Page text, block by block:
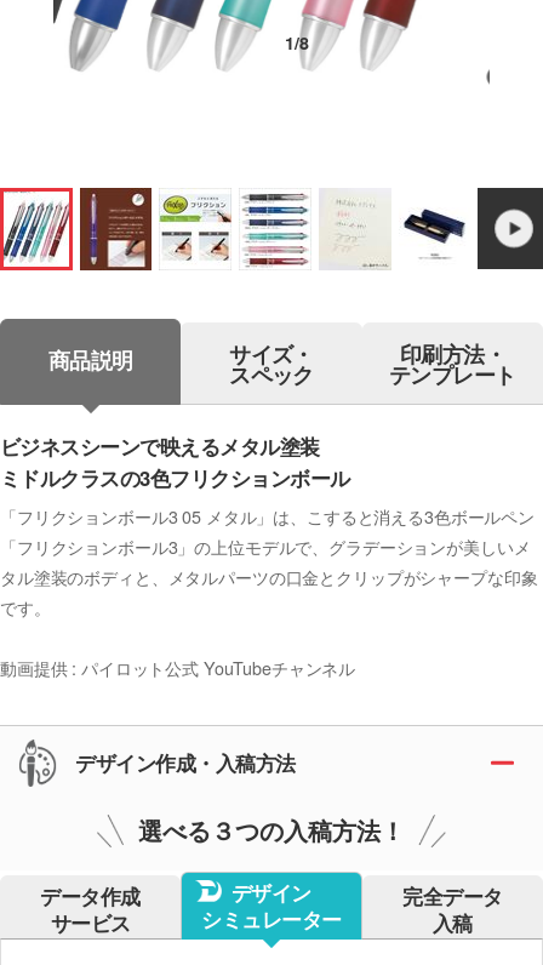
1/8
商品説明 サイズ・
スペック
印刷方法・
テンプレート
ビジネスシーンで映えるメタル塗装
ミドルクラスの3色フリクションボール
「フリクションボール3 05 メタル」は、こすると消える3色ボールペン
「フリクションボール3」の上位モデルで、グラデーションが美しいメ
タル塗装のボディと、メタルパーツの口金とクリップがシャープな印象
です。
動画提供 : パイロット公式 YouTubeチャンネル
デザイン作成・入稿方法
選べる３つの入稿方法！
データ作成
サービス
デザイン
シミュレーター
完全データ
入稿